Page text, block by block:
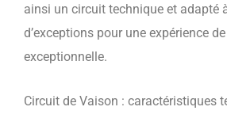
ainsi un circuit technique et adapté
d’exceptions pour une expérience
exceptionnelle.
Circuit de Vaison : caractéristiques